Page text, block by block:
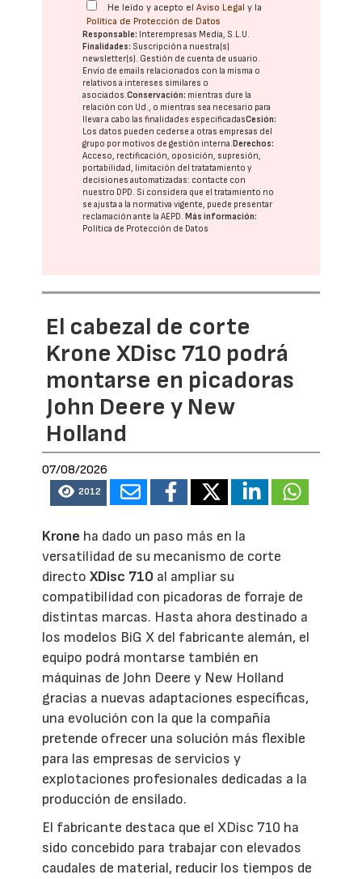
He leído y acepto elAviso Legal y la
Política de Protección de Datos
Responsable: Interempresas Media, S.L.U.
Finalidades: Suscripción a nuestra(s)
newsletter(s). Gestión de cuenta de usuario.
Envío de emails relacionados con la misma o
relativos a intereses similares o
asociados.Conservación: mientras dure la
relación con Ud., o mientras sea necesario para
llevar a cabo las finalidades especificadasCesión:
Los datos pueden cederse a otras empresas del
grupo por motivos de gestión interna.Derechos:
Acceso, rectificación, oposición, supresión,
portabilidad, limitación del tratatamiento y
decisiones automatizadas: contacte con
nuestro DPD. Si considera que el tratamiento no
se ajusta a la normativa vigente, puede presentar
reclamación ante laAEPD.Más información:
Política de Protección de Datos
El cabezal de corte
Krone XDisc 710 podrá
montarse en picadoras
John Deere y New
Holland
07/08/2026
2012
Krone ha dado un paso más en la
versatilidad de su mecanismo de corte
directoXDisc 710 al ampliar su
compatibilidad con picadoras de forraje de
distintas marcas. Hasta ahora destinado a
los modelos BiG X del fabricante alemán, el
equipo podrá montarse también en
máquinas de John Deere y New Holland
gracias a nuevas adaptaciones específicas,
una evolución con la que la compañía
pretende ofrecer una solución más flexible
para las empresas de servicios y
explotaciones profesionales dedicadas a la
producción de ensilado.
El fabricante destaca que el XDisc 710 ha
sido concebido para trabajar con elevados
caudales de material, reducir los tiempos de